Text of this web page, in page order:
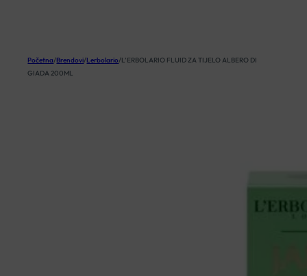
Početna/Brendovi/Lerbolario/L’ERBOLARIO FLUID ZA TIJELO ALBERO DI
GIADA 200ML